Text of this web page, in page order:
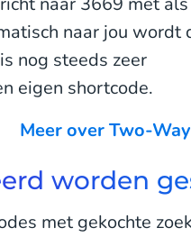
naar jou wordt
nog steeds zeer
eigen shortcode.
Meer over Two-
worden
met gekochte